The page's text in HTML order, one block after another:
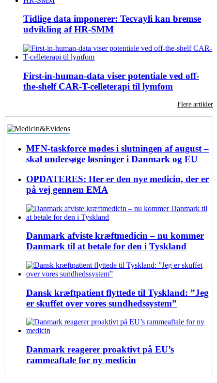
Tidlige data imponerer: Tecvayli kan bremse
udvikling af HR-SMM
First-in-human-data viser potentiale ved off-
the-shelf CAR-T-celleterapi til lymfom
Flere artikler
MFN-taskforce mødes i slutningen af august –
skal undersøge løsninger i Danmark og EU
OPDATERES: Her er den nye medicin, der er
på vej gennem EMA
Danmark afviste kræftmedicin – nu kommer
Danmark til at betale for den i Tyskland
Dansk kræftpatient flyttede til Tyskland: ”Jeg
er skuffet over vores sundhedssystem”
Danmark reagerer proaktivt på EU’s
rammeaftale for ny medicin